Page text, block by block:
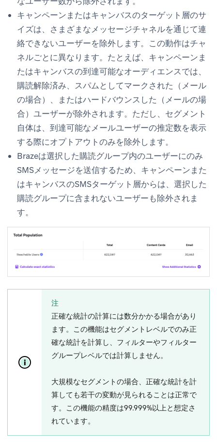
キャンペーンまたはキャンバスのターゲット層のサ
イズは、さまざまなメッセージチャネルを通じて連
絡できないユーザーを除外します。この動作はチャ
ネルごとに異なります。たとえば、キャンペーンま
たはキャンバスの到達可能なオーディエンスでは、
購読解除済み、スパムとしてマークされた（メール
の場合）、またはハードバウンスした（メールの場
合）ユーザーが除外されます。ただし、セグメント
自体は、到達可能なメールユーザーの推定数を表示
する際にオプトアウトのみを除外します。
Brazeは選択した購読グループ内のユーザーにのみ
SMSメッセージを送信するため、キャンペーンまた
はキャンバスのSMSターゲット層からは、選択した
購読グループに含まれないユーザーも除外されま
す。
注
正確な統計の計算には数分かかる場合があり
ます。この機能はセグメントレベルでのみ正
確な統計を計算し、フィルターやフィルター
グループレベルでは計算しません。
大規模なセグメントの場合、正確な統計を計
算しても若干の変動が見られることは正常で
す。この機能の精度は99.999%以上と想定さ
れています。